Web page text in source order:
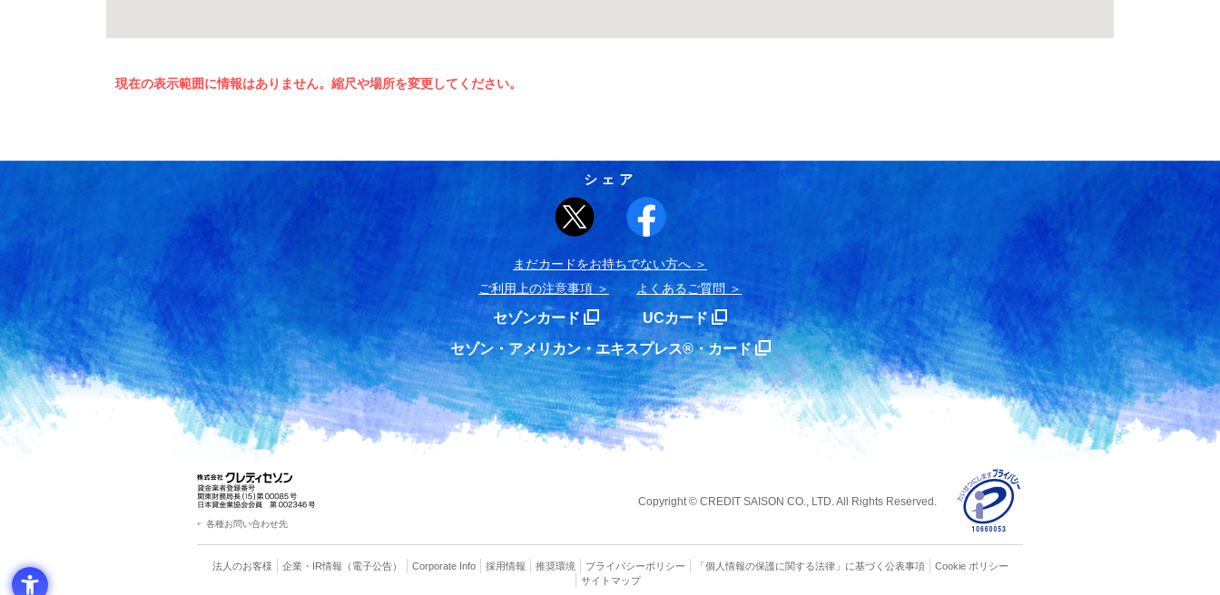
現在の表示範囲に情報はありません。縮尺や場所を変更してください。
シェア
まだカードをお持ちでない⽅へ
ご利用上の注意事項
よくあるご質問
セゾンカード
UCカード
セゾン・アメリカン・エキスプレス®・カード
各種お問い合わせ先
Copyright © CREDIT SAISON CO., LTD. All Rights Reserved.
法人のお客様 企業・IR情報 （電子公告） Corporate Info 採用情報 推奨環境 プライバシーポリシー 「個人情報の保護に関する法律」に基づく公表事項
Cookie ポリシー
サイトマップ